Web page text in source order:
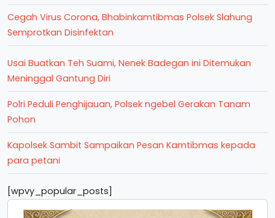
Cegah Virus Corona, Bhabinkamtibmas Polsek Slahung
Semprotkan Disinfektan
Usai Buatkan Teh Suami, Nenek Badegan ini Ditemukan
Meninggal Gantung Diri
Polri Peduli Penghijauan, Polsek ngebel Gerakan Tanam
Pohon
Kapolsek Sambit Sampaikan Pesan Kamtibmas kepada
para petani
[wpvy_popular_posts]